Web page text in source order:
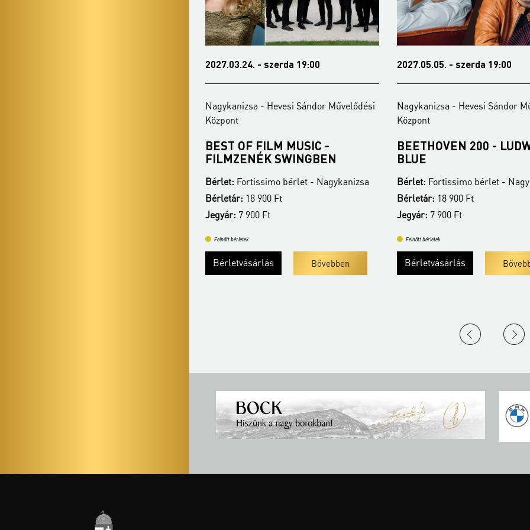
2027.03.24. - szerda 19:00
Nagykanizsa - Hevesi Sándor Művelődési
Központ
BEST OF FILM MUSIC -
FILMZENÉK SWINGBEN
Bérlet: Fortissimo bérlet - Nagykanizsa
Bérletár: 18 900 Ft
Jegyár: 7 900 Ft
Felnőtt bérletek
Bérletvásárlás Bővebben
2027.05.05. - szerda 19:00
Nagykanizsa - Hevesi Sándor
Központ
BEETHOVEN 200 -
BLUE
Bérlet: Fortissimo bérlet -
Bérletár: 18 900 Ft
Jegyár: 7 900 Ft
Felnőtt bérletek
Bérletvásárlás